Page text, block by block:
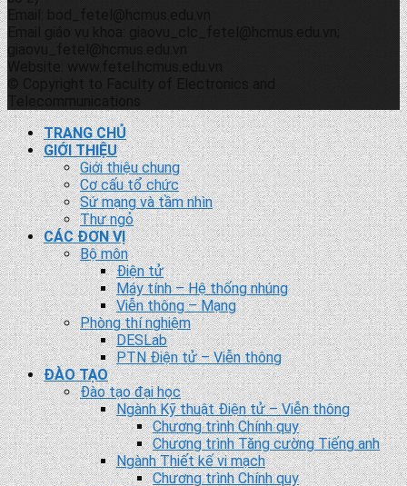
Email: bod_fetel@hcmus.edu.vn
Email giáo vụ khoa: giaovu_clc_fetel@hcmus.edu.vn;
giaovu_fetel@hcmus.edu.vn
Website: www.fetel.hcmus.edu.vn
© Copyright to Faculty of Electronics and
Telecommunications
TRANG CHỦ
GIỚI THIỆU
Giới thiệu chung
Cơ cấu tổ chức
Sứ mạng và tầm nhìn
Thư ngỏ
CÁC ĐƠN VỊ
Bộ môn
Điện tử
Máy tính – Hệ thống nhúng
Viễn thông – Mạng
Phòng thí nghiệm
DESLab
PTN Điện tử – Viễn thông
ĐÀO TẠO
Đào tạo đại học
Ngành Kỹ thuật Điện tử – Viễn thông
Chương trình Chính quy
Chương trình Tăng cường Tiếng anh
Ngành Thiết kế vi mạch
Chương trình Chính quy